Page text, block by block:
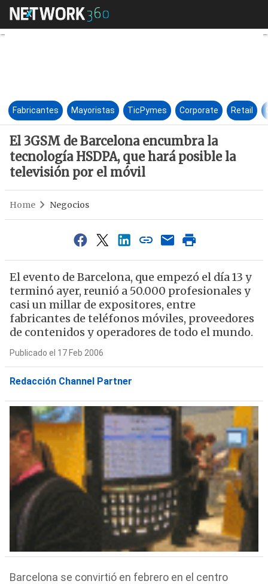
El 3GSM de Barcelona
Fabricantes Mayoristas TicPymes Corporate Retail
El 3GSM de Barcelona encumbra la
tecnología HSDPA, que hará posible la
televisión por el móvil
Home Negocios
El evento de Barcelona, que empezó el día 13 y
terminó ayer, reunió a 50.000 profesionales y
casi un millar de expositores, entre
fabricantes de teléfonos móviles, proveedores
de contenidos y operadores de todo el mundo.
Publicado el 17 Feb 2006
Redacción Channel Partner
Barcelona se convirtió en febrero en el centro